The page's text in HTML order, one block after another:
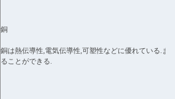
銅
銅は熱伝導性,電気伝導性,可塑性などに優れている.ま
ることができる.